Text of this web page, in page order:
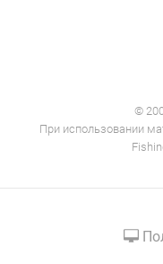
©
При использовании